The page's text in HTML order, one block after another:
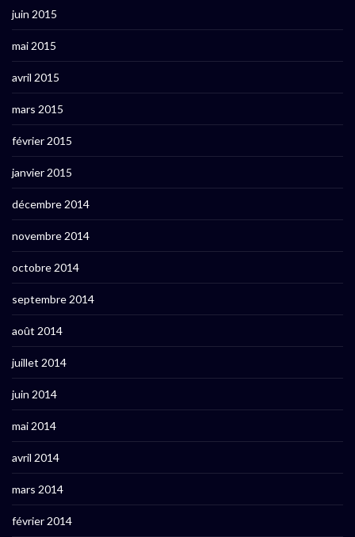
juin 2015
mai 2015
avril 2015
mars 2015
février 2015
janvier 2015
décembre 2014
novembre 2014
octobre 2014
septembre 2014
août 2014
juillet 2014
juin 2014
mai 2014
avril 2014
mars 2014
février 2014